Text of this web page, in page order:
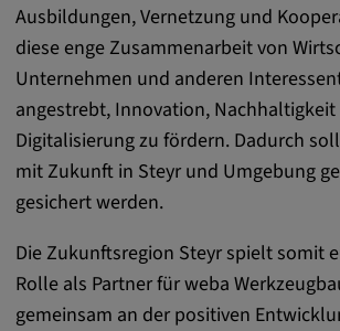
Ausbildungen, Vernetzung und
diese enge Zusammenarbeit von
Unternehmen und anderen
angestrebt, Innovation,
Digitalisierung zu fördern. Dadurch
mit Zukunft in Steyr und Umgebung
gesichert werden.
Die Zukunftsregion Steyr spielt somit
Rolle als Partner für weba
gemeinsam an der positiven
youtube.com, google.com,
Zweck:
Probleme mit dem Dienst zu
zu beheben. YSC wird von
verwendet, um
und sie den Aktionen eines
Cookie Laufzeit:
1 Jahr